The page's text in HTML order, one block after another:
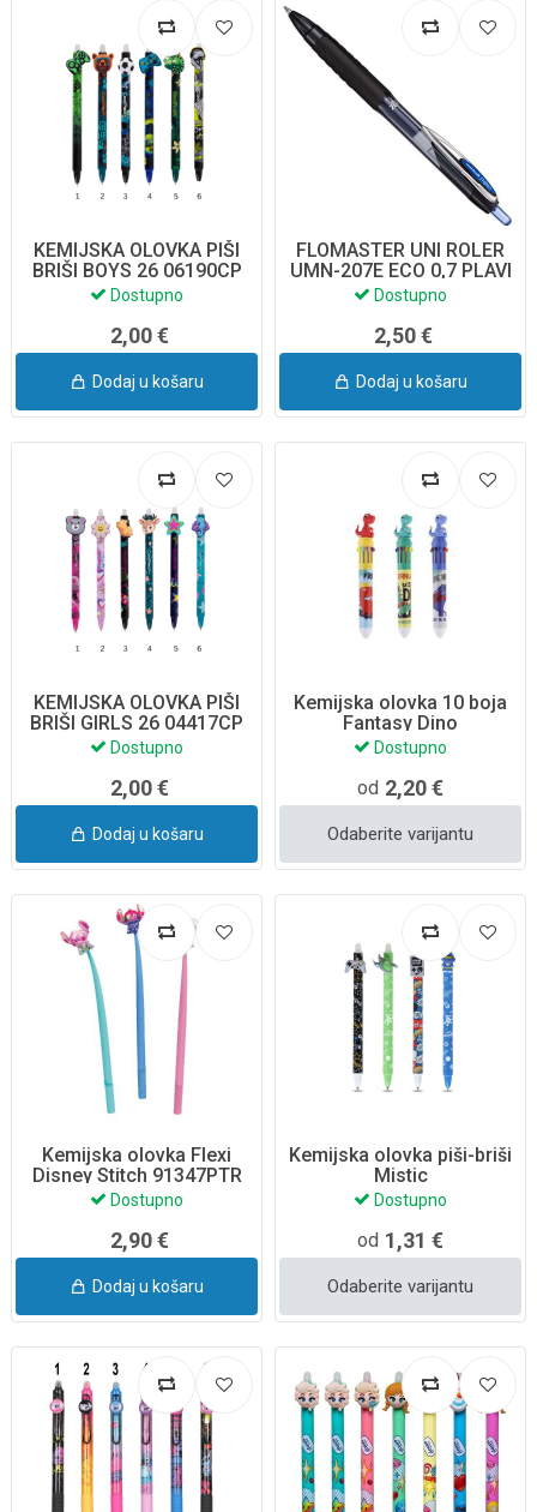
KEMIJSKA OLOVKA PIŠI
BRIŠI BOYS 26 06190CP
COOLPACK
Dostupno
2,00 €
Dodaj u košaru
FLOMASTER UNI ROLER
UMN-207E ECO 0,7 PLAVI
Dostupno
2,50 €
Dodaj u košaru
KEMIJSKA OLOVKA PIŠI
BRIŠI GIRLS 26 04417CP
COOLPACK
Dostupno
2,00 €
Dodaj u košaru
Kemijska olovka 10 boja
Fantasy Dino
Dostupno
od 2,20 €
Odaberite varijantu
Kemijska olovka Flexi
Disney Stitch 91347PTR
Dostupno
2,90 €
Dodaj u košaru
Kemijska olovka piši-briši
Mistic
Dostupno
od 1,31 €
Odaberite varijantu